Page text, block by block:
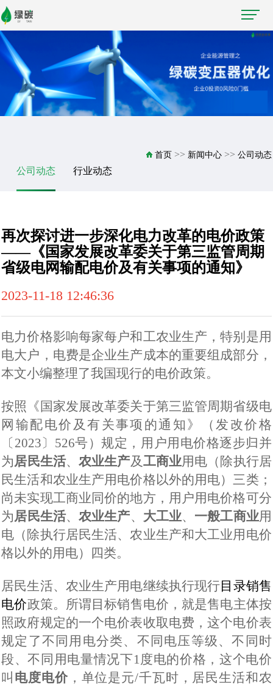
首页>> 新闻中心>> 公司动态
公司动态 行业动态
再次探讨进一步深化电力改革的电价政策
——《国家发展改革委关于第三监管周期
省级电网输配电价及有关事项的通知》
2023-11-18 12:46:36
电力价格影响每家每户和工农业生产，特别是用
电大户，电费是企业生产成本的重要组成部分，
本文小编整理了我国现行的电价政策。
按照《国家发展改革委关于第三监管周期省级电
网输配电价及有关事项的通知》（发改价格
〔 2023〕 526号）规定，用户用电价格逐步归并
为居民生活、农业生产及工商业用电（除执行居
民生活和农业生产用电价格以外的用电）三类；
尚未实现工商业同价的地方，用户用电价格可分
为居民生活、农业生产、 大工业、 一般工商业用
电（除执行居民生活、农业生产和大工业用电价
格以外的用电）四类。
居民生活、农业生产用电继续执行现行目录销售
电价政策。 所谓目标销售电价，就是售电主体按
照政府规定的一个电价表收取电费，这个电价表
规定了不同用电分类、不同电压等级、不同时
段、不同用电量情况下1度电的价格，这个电价
叫 电度电价，单位是元/千瓦时，居民生活和农